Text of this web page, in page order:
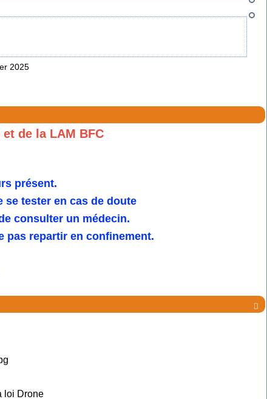
2025
de la LAM BFC
présent.
se tester en cas de doute
consulter un médecin.
pas repartir en confinement.

loi Drone